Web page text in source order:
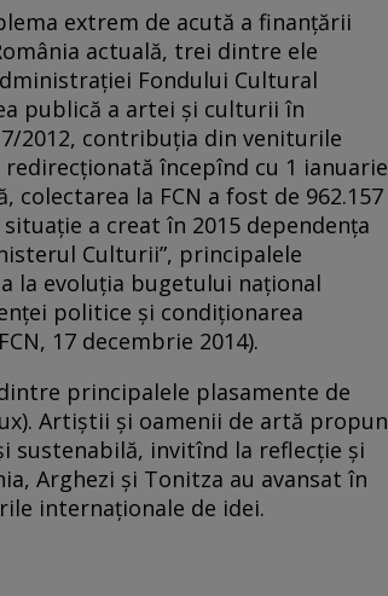
extrem de acută a finanţării
actuală, trei dintre ele
Fondului Cultural
publică a artei şi culturii în
2012, contribuţia din veniturile
începînd cu 1 ianuarie
colectarea la FCN a fost de 962.157
situaţie a creat în 2015 dependenţa
Culturii”, principalele
la evoluţia bugetului naţional
politice şi condiţionarea
17 decembrie 2014).
principalele plasamente de
Artiştii şi oamenii de artă propun
sustenabilă, invitînd la reflecţie şi
Arghezi şi Tonitza au avansat în
internaţionale de idei.